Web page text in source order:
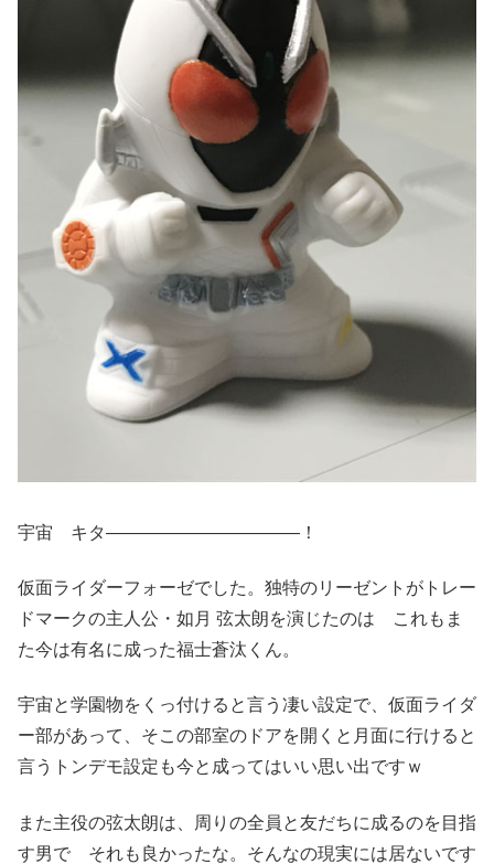
宇宙 キタ―――――――――――！
仮面ライダーフォーゼでした。独特のリーゼントがトレー
ドマークの主人公・如月 弦太朗を演じたのは これもま
た今は有名に成った福士蒼汰くん。
宇宙と学園物をくっ付けると言う凄い設定で、仮面ライダ
ー部があって、そこの部室のドアを開くと月面に行けると
言うトンデモ設定も今と成ってはいい思い出ですｗ
また主役の弦太朗は、周りの全員と友だちに成るのを目指
す男で それも良かったな。そんなの現実には居ないです